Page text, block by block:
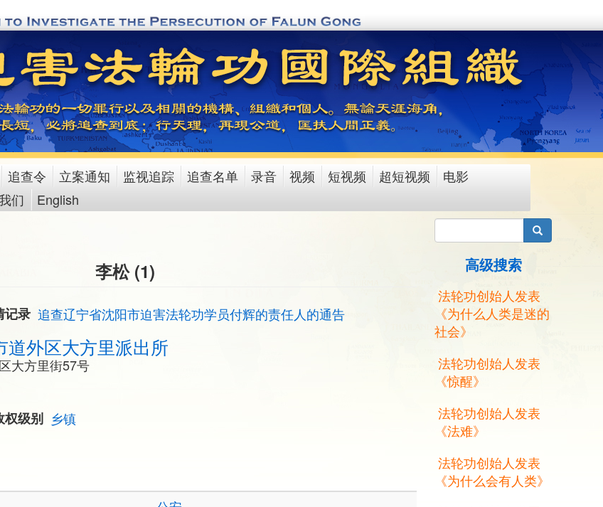
追查令 立案通知 监视追踪 追查名单 录音 视频 短视频 超短视频
电影
们 English
李松 (1)
记录 追查辽宁省沈阳市迫害法轮功学员付辉的责任人的通告
道外区大方里派出所
大方里街57号
权级别 乡镇
搜索
高级搜索
法轮功创始人发表
《为什么人类是迷的
社会》
法轮功创始人发表
《惊醒》
法轮功创始人发表
《法难》
法轮功创始人发表
《为什么会有人类》